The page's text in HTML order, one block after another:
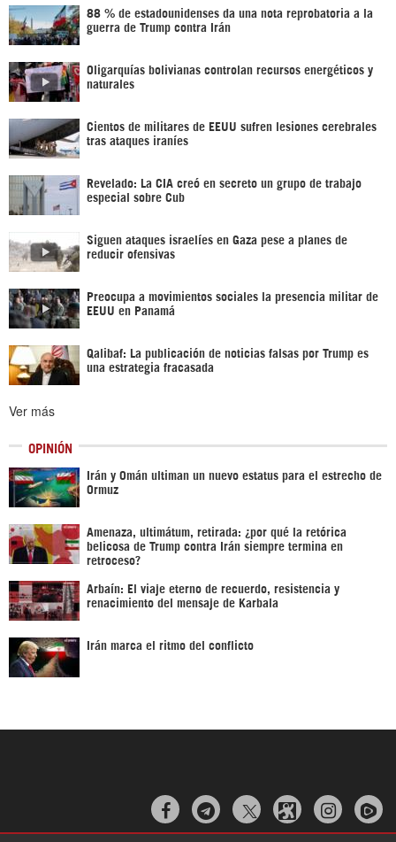
88 % de estadounidenses da una nota reprobatoria a la
guerra de Trump contra Irán
Oligarquías bolivianas controlan recursos energéticos y
naturales
Cientos de militares de EEUU sufren lesiones cerebrales
tras ataques iraníes
Revelado: La CIA creó en secreto un grupo de trabajo
especial sobre Cub
Siguen ataques israelíes en Gaza pese a planes de
reducir ofensivas
Preocupa a movimientos sociales la presencia militar de
EEUU en Panamá
Qalibaf: La publicación de noticias falsas por Trump es
una estrategia fracasada
Ver más
OPINIÓN
Irán y Omán ultiman un nuevo estatus para el estrecho de
Ormuz
Amenaza, ultimátum, retirada: ¿por qué la retórica
belicosa de Trump contra Irán siempre termina en
retroceso?
Arbaín: El viaje eterno de recuerdo, resistencia y
renacimiento del mensaje de Karbala
Irán marca el ritmo del conflicto
  